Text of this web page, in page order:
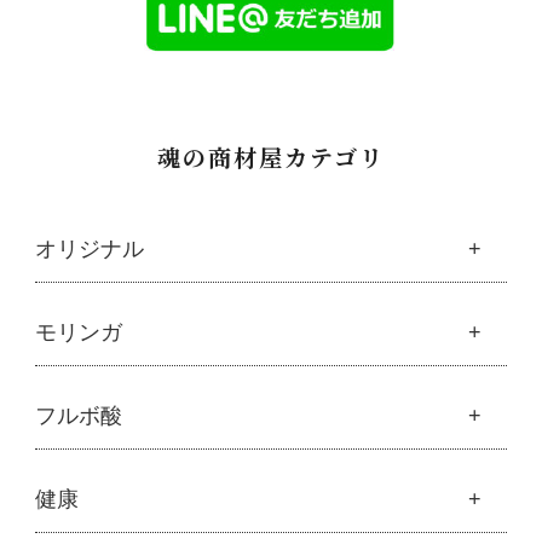
魂の商材屋カテゴリ
オリジナル
魂の商材屋オリジナル
├オリジナルスキンケア
├美容液・乳液・クリーム・オイル
├アルピニエッセンス化粧品
├紫外線・ブルーライト
└
モリンガ
モリンガ
├解説 モリンガとは
├発酵モリンガ
├モリンガブライト化粧品
フルボ酸
フルボ酸
├フルボ酸 太古の泉
健康